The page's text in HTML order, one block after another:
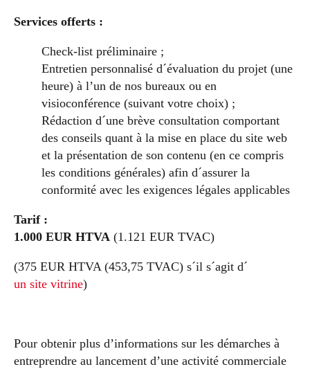
Services offerts :
Check-list préliminaire ;
Entretien personnalisé d´évaluation du projet (une
heure) à l’un de nos bureaux ou en
visioconférence (suivant votre choix) ;
Rédaction d´une brève consultation comportant
des conseils quant à la mise en place du site web
et la présentation de son contenu (en ce compris
les conditions générales) afin d´assurer la
conformité avec les exigences légales applicables
Tarif :
1.000 EUR HTVA (1.121 EUR TVAC)
(375 EUR HTVA (453,75 TVAC) s´il s´agit d´
un site vitrine)
Pour obtenir plus d’informations sur les démarches à
entreprendre au lancement d’une activité commerciale